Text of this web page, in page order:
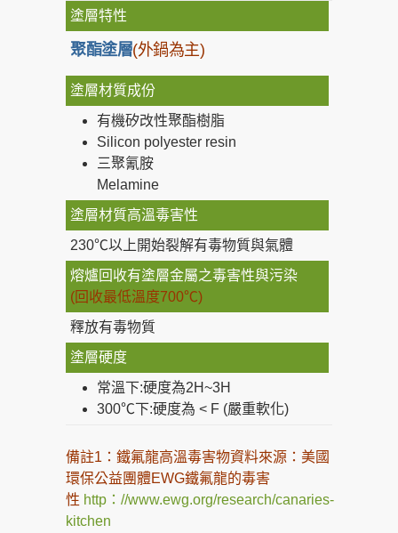
塗層特性
聚酯塗層(外鍋為主)
塗層材質成份
有機矽改性聚酯樹脂
Silicon polyester resin
三聚氰胺
Melamine
塗層材質高溫毒害性
230℃以上開始裂解有毒物質與氣體
熔爐回收有塗層金屬之毒害性與污染
(回收最低溫度700℃)
釋放有毒物質
塗層硬度
常溫下:硬度為2H~3H
300℃下:硬度為 < F (嚴重軟化)
備註1：鐵氟龍高溫毒害物資料來源：美國
環保公益團體EWG鐵氟龍的毒害
性 http：//www.ewg.org/research/canaries-
kitchen